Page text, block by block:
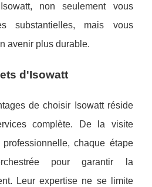
non seulement vous
substantielles, mais vous
avenir plus durable.
d'Isowatt
de choisir Isowatt réside
complète. De la visite
chaque étape
pour garantir la
Leur expertise ne se limite